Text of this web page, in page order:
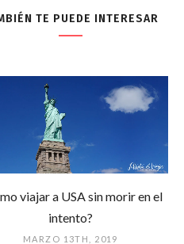
TE PUEDE INTERESAR
viajar a USA sin morir en el
intento?
MARZO 13TH, 2019